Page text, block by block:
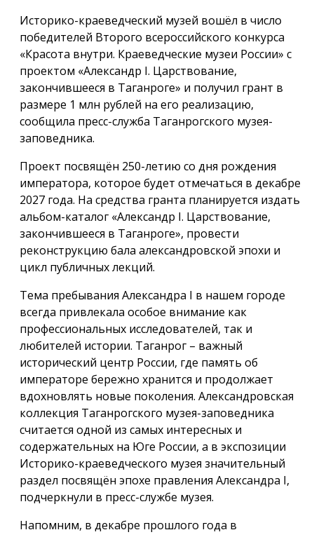
Историко-краеведческий музей вошёл в число
победителей Второго всероссийского конкурса
«Красота внутри. Краеведческие музеи России» с
проектом «Александр I. Царствование,
закончившееся в Таганроге» и получил грант в
размере 1 млн рублей на его реализацию,
сообщила пресс-служба Таганрогского музея-
заповедника.
Проект посвящён 250-летию со дня рождения
императора, которое будет отмечаться в декабре
2027 года. На средства гранта планируется издать
альбом-каталог «Александр I. Царствование,
закончившееся в Таганроге», провести
реконструкцию бала александровской эпохи и
цикл публичных лекций.
Тема пребывания Александра I в нашем городе
всегда привлекала особое внимание как
профессиональных исследователей, так и
любителей истории. Таганрог – важный
исторический центр России, где память об
императоре бережно хранится и продолжает
вдохновлять новые поколения. Александровская
коллекция Таганрогского музея-заповедника
считается одной из самых интересных и
содержательных на Юге России, а в экспозиции
Историко-краеведческого музея значительный
раздел посвящён эпохе правления Александра I,
подчеркнули в пресс-службе музея.
Напомним, в декабре прошлого года в